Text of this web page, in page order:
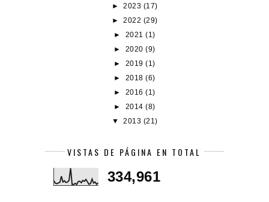
► 2023 (17)
► 2022 (29)
► 2021(1)
► 2020(9)
► 2019(1)
► 2018(6)
► 2016(1)
► 2014(8)
▼ 2013 (21)
VISTAS DE PÁGINA EN TOTAL
334,961